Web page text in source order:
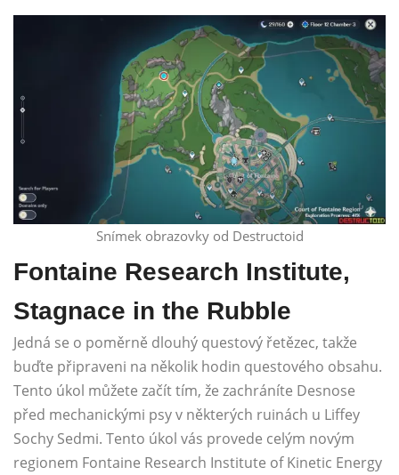
Snímek obrazovky od Destructoid
Fontaine Research Institute,
Stagnace in the Rubble
Jedná se o poměrně dlouhý questový řetězec, takže
buďte připraveni na několik hodin questového obsahu.
Tento úkol můžete začít tím, že zachráníte Desnose
před mechanickými psy v některých ruinách u Liffey
Sochy Sedmi. Tento úkol vás provede celým novým
regionem Fontaine Research Institute of Kinetic Energy